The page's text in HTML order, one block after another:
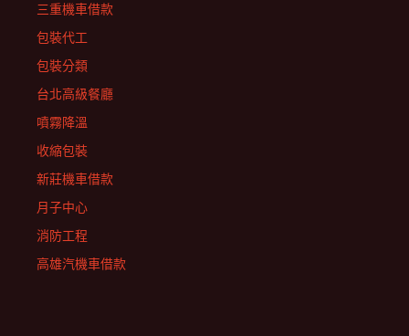
三重機車借款
包裝代工
包裝分類
台北高級餐廳
噴霧降溫
收縮包裝
新莊機車借款
月子中心
消防工程
高雄汽機車借款